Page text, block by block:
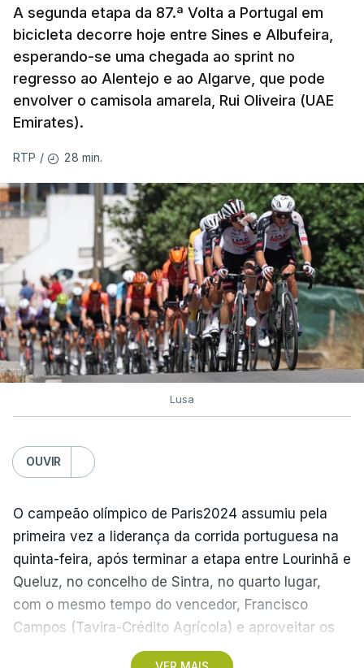
A segunda etapa da 87.ª Volta a Portugal em
bicicleta decorre hoje entre Sines e Albufeira,
esperando-se uma chegada ao sprint no
regresso ao Alentejo e ao Algarve, que pode
envolver o camisola amarela, Rui Oliveira (UAE
Emirates).
RTP / 28 min.
Lusa
OUVIR
O campeão olímpico de Paris2024 assumiu pela
primeira vez a liderança da corrida portuguesa na
quinta-feira, após terminar a etapa entre Lourinhã e
Queluz, no concelho de Sintra, no quarto lugar,
com o mesmo tempo do vencedor, Francisco
Campos (Tavira-Crédito Agrícola) e aproveitar os
05.28 minutos perdidos pelo colega Julius